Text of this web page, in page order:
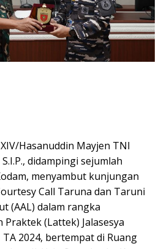
Hasanuddin Mayjen TNI
didampingi sejumlah
menyambut kunjungan
Call Taruna dan Taruni
(AAL) dalam rangka
(Lattek) Jalasesya
2024, bertempat di Ruang